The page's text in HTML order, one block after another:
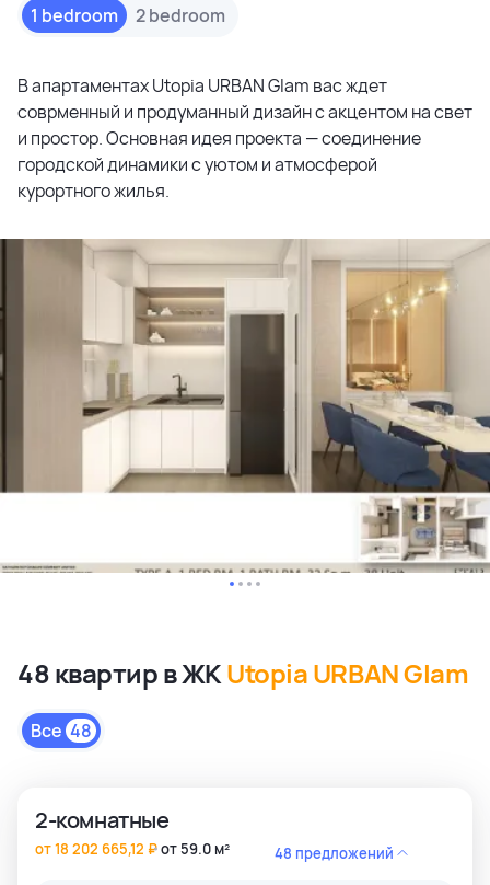
1 bedroom 2 bedroom
В апартаментах Utopia URBAN Glam вас ждет
соврменный и продуманный дизайн с акцентом на свет
и простор. Основная идея проекта — соединение
городской динамики с уютом и атмосферой
курортного жилья.
48 квартир в ЖКUtopia URBAN Glam
Все 48
2-комнатные
от 59.0 м²
от 18 202 665,12 ₽ 48 предложений